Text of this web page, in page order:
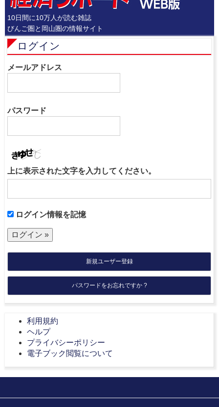
10日間に10万人が読む雑誌
びんご圏と岡山圏の情報サイト
ログイン
メールアドレス
パスワード
上に表示された文字を入力してください。
ログイン情報を記憶
新規ユーザー登録
パスワードをお忘れですか ?
利用規約
ヘルプ
プライバシーポリシー
電子ブック閲覧について